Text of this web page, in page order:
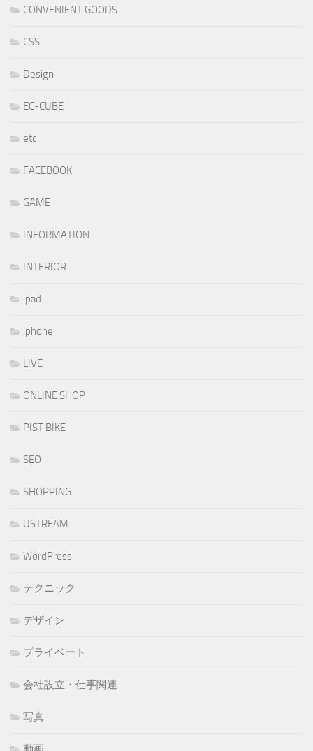
CONVENIENT GOODS
CSS
Design
EC-CUBE
etc
FACEBOOK
GAME
INFORMATION
INTERIOR
ipad
iphone
LIVE
ONLINE SHOP
PIST BIKE
SEO
SHOPPING
USTREAM
WordPress
テクニック
デザイン
プライベート
会社設立・仕事関連
写真